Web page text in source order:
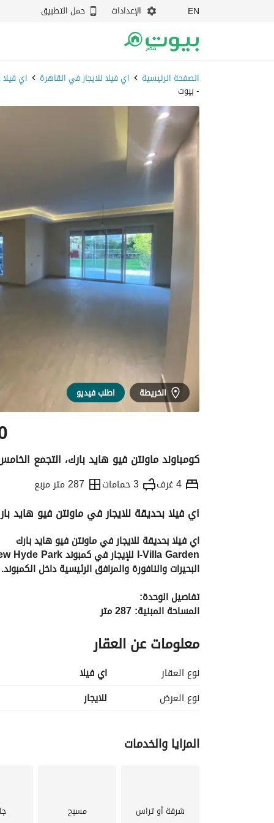
EN الإعدادات حمل التطبيق
الصفحة الرئيسية اي فيلا للايجار في القاهرة اي
- بيوت
الخريطة اطلب فيديو
كومباوند ماونتن فيو هايد بارك، التجمع
4 غرف 3 حمامات 287 متر مربع
الاتجاهات والمؤشرات الموقع
اي فيلا بحديقة للايجار في ماونتن فيو هايد
اي فيلا بحديقة للايجار في ماونتن فيو هايد بارك
البحيرات والنافورة والمرافق الرئيسية داخل الكمبوند.
تفاصيل الوحدة:
المساحة المبنية: 287 متر
التقسيم:
غرفة ضيوف إضافية بالدور الأرضي
غرفة ماستر
2 غرف نوم
3 حمامات
غرفة تخزين إضافية
تكييفات كاملة
معلومات عن العقار
نوع العقار
اي فيلا
نوع العرض
للايجار
المزايا والخدمات
شرفة أو تراس مسبح